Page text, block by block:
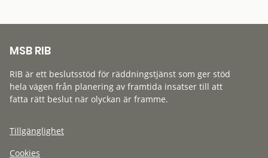
MSB RIB
RIB är ett beslutsstöd för räddningstjänst som ger stöd
hela vägen från planering av framtida insatser till att
fatta rätt beslut när olyckan är framme.
Tillgänglighet
Cookies